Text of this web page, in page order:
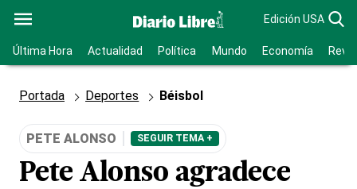
Edición USA
Última Hora Actualidad Política Mundo Economía
Portada Deportes Béisbol
PETE ALONSO SEGUIR TEMA +
Pete Alonso agradece